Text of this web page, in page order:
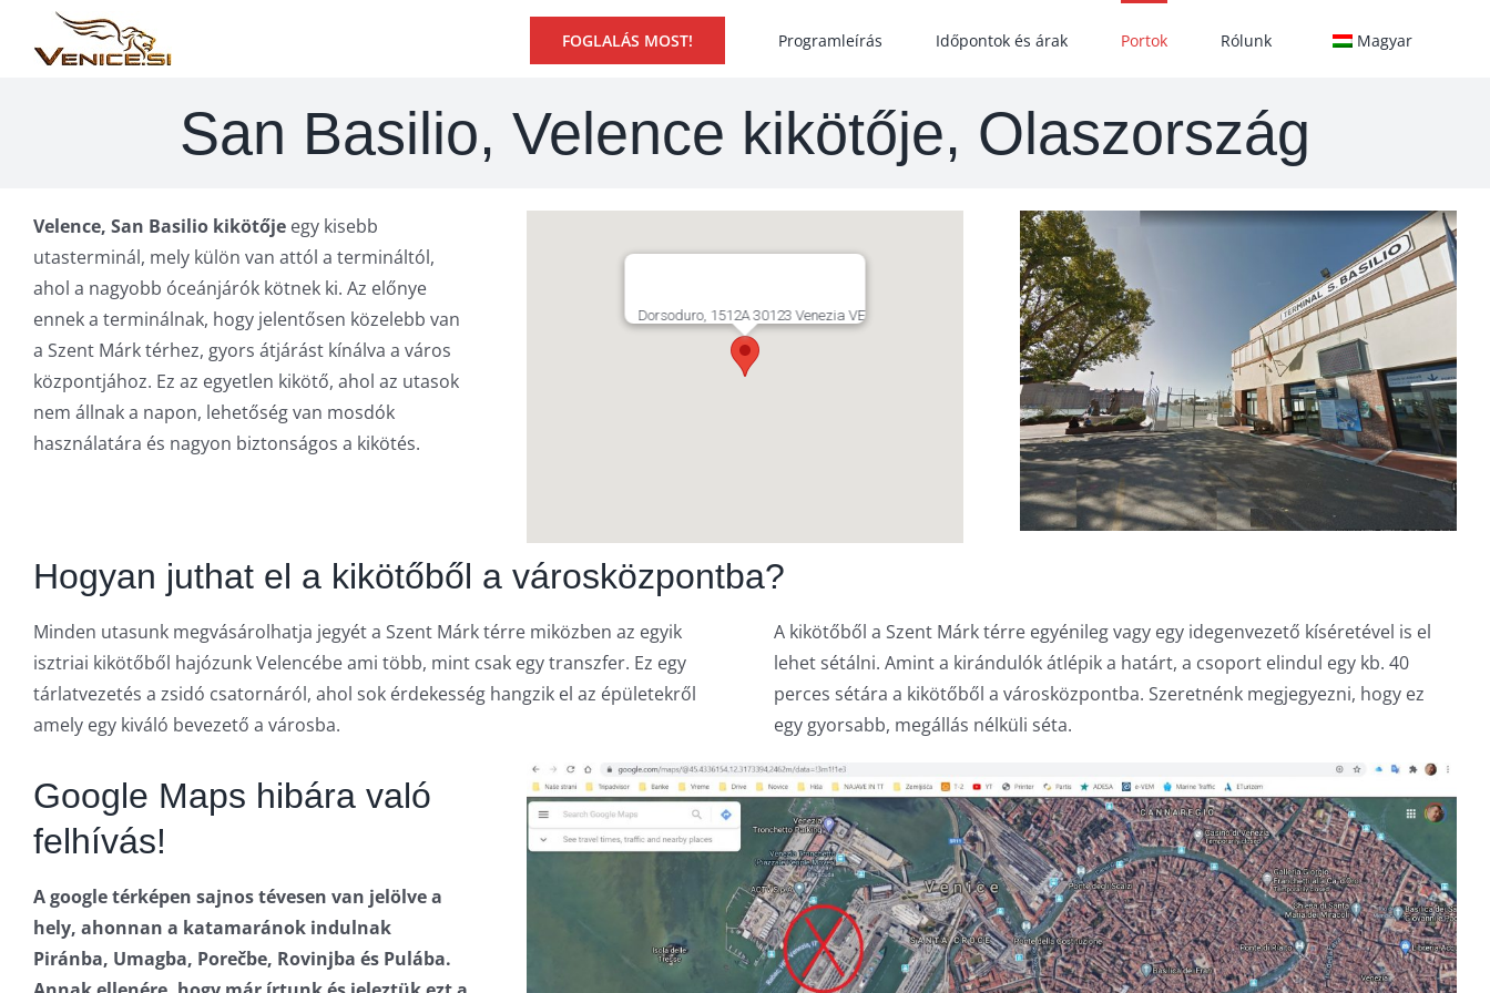
Kihagyás
FOGLALÁS MOST! Programleírás Időpontok és árak Portok Rólunk Magyar
San Basilio, Velence kikötője, Olaszország
Velence, San Basilio kikötője egy kisebb
utasterminál, mely külön van attól a termináltól,
ahol a nagyobb óceánjárók kötnek ki. Az előnye
ennek a terminálnak, hogy jelentősen közelebb van
a Szent Márk térhez, gyors átjárást kínálva a város
központjához. Ez az egyetlen kikötő, ahol az utasok
nem állnak a napon, lehetőség van mosdók
használatára és nagyon biztonságos a kikötés.
Dorsoduro, 1512A 30123 Venezia VE
Hogyan juthat el a kikötőből a városközpontba?
Minden utasunk megvásárolhatja jegyét a Szent Márk térre miközben az egyik
isztriai kikötőből hajózunk Velencébe ami több, mint csak egy transzfer. Ez egy
tárlatvezetés a zsidó csatornáról, ahol sok érdekesség hangzik el az épületekről
amely egy kiváló bevezető a városba.
A kikötőből a Szent Márk térre egyénileg vagy egy idegenvezető kíséretével is el
lehet sétálni. Amint a kirándulók átlépik a határt, a csoport elindul egy kb. 40
perces sétára a kikötőből a városközpontba. Szeretnénk megjegyezni, hogy ez
egy gyorsabb, megállás nélküli séta.
Google Maps hibára való
felhívás!
A google térképen sajnos tévesen van jelölve a
hely, ahonnan a katamaránok indulnak
Piránba, Umagba, Porečbe, Rovinjba és Pulába.